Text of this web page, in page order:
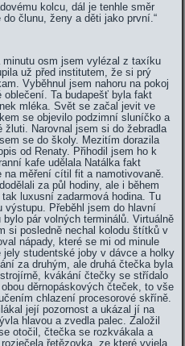
kolcu, dál je tenhle směr
člunu, ženy a děti jako první.“
osm jsem vylézal z taxíku
už před institutem, že si prý
Vyběhnul jsem nahoru na pokoj
Ta budapešť byla fakt
mléka. Svět se začal jevit ve
se objevilo podzimní sluníčko a
Narovnal jsem si do žebradla
se do školy. Mezitím dorazila
od Renaty. Přihodil jsem ho k
kafe udělala Natálka fakt
na měření cítil fit a namotivovaně.
za půl hodiny, ale i během
luxusní zadarmová hodina. Tu
výstupu. Přeběhl jsem do hlavní
pár volných terminálů. Virtuálně
si posledně nechal kolodu štítků v
nápady, které se mi od minule
studentské joby v dávce a holky
za druhým, ale druhá čtečka byla
kvákání čtečky se střídalo
děrnopáskových čteček, to vše
chlazení procesorové skříně.
její pozornost a ukázal jí na
hlavou a zvedla palec. Založil
otočil, čtečka se rozkvákala a
řetězovka, ze které vyjela